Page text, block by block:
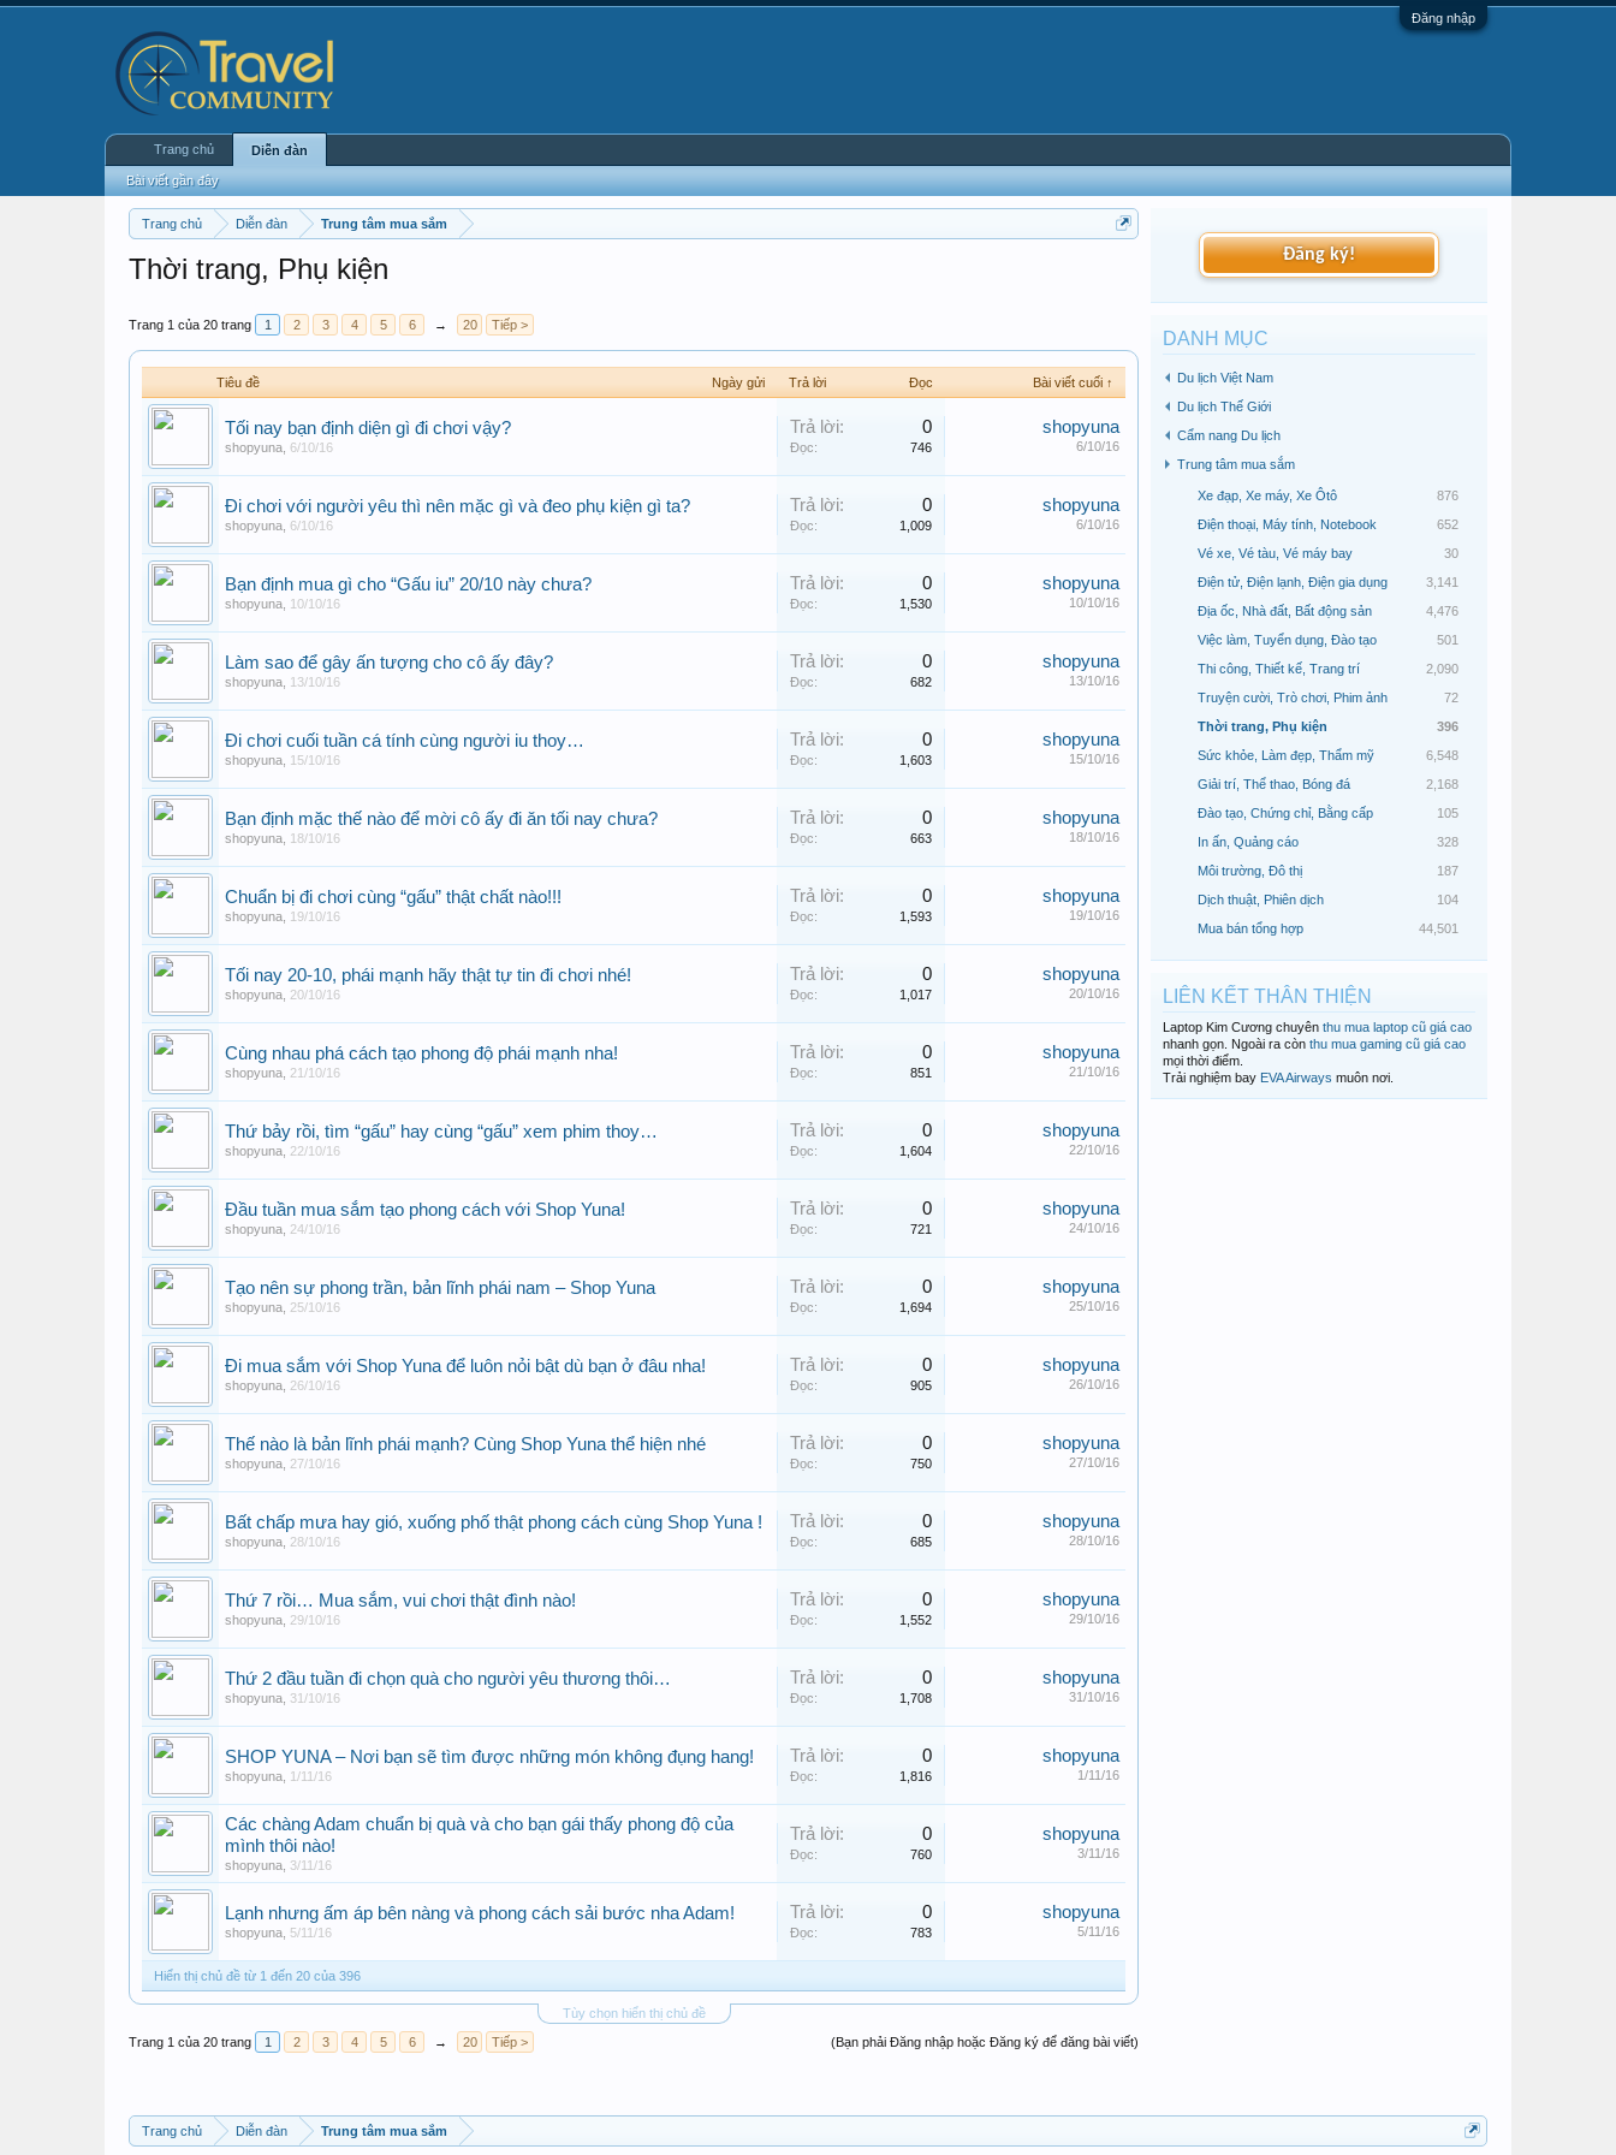
Đăng nhập
Trang chủ Diễn đàn Trung tâm mua sắm
Thời trang, Phụ kiện
Trang 1 của 20 trang 1 2 3 4 5 6 → 20 Tiếp >
Tiêu đề Ngày gửi Trả lời Đọc Bài viết cuối ↑
Tối nay bạn định diện gì đi chơi vậy?
shopyuna 6/10/16
Trả lời: 0
Đọc: 746
shopyuna
6/10/16
Đi chơi với người yêu thì nên mặc gì và đeo phụ kiện gì ta?
shopyuna 6/10/16
Trả lời: 0
Đọc: 1,009
shopyuna
6/10/16
Bạn định mua gì cho “Gấu iu” 20/10 này chưa?
shopyuna 10/10/16
Trả lời: 0
Đọc: 1,530
shopyuna
10/10/16
Làm sao để gây ấn tượng cho cô ấy đây?
shopyuna 13/10/16
Trả lời: 0
Đọc: 682
shopyuna
13/10/16
Đi chơi cuối tuần cá tính cùng người iu thoy…
shopyuna 15/10/16
Trả lời: 0
Đọc: 1,603
shopyuna
15/10/16
Bạn định mặc thế nào để mời cô ấy đi ăn tối nay chưa?
shopyuna 18/10/16
Trả lời: 0
Đọc: 663
shopyuna
18/10/16
Chuẩn bị đi chơi cùng “gấu” thật chất nào!!!
shopyuna 19/10/16
Trả lời: 0
Đọc: 1,593
shopyuna
19/10/16
Tối nay 20-10, phái mạnh hãy thật tự tin đi chơi nhé!
shopyuna 20/10/16
Trả lời: 0
Đọc: 1,017
shopyuna
20/10/16
Cùng nhau phá cách tạo phong độ phái mạnh nha!
shopyuna 21/10/16
Trả lời: 0
Đọc: 851
shopyuna
21/10/16
Thứ bảy rồi, tìm “gấu” hay cùng “gấu” xem phim thoy…
shopyuna 22/10/16
Trả lời: 0
Đọc: 1,604
shopyuna
22/10/16
Đầu tuần mua sắm tạo phong cách với Shop Yuna!
shopyuna 24/10/16
Trả lời: 0
Đọc: 721
shopyuna
24/10/16
Tạo nên sự phong trần, bản lĩnh phái nam – Shop Yuna
shopyuna 25/10/16
Trả lời: 0
Đọc: 1,694
shopyuna
25/10/16
Đi mua sắm với Shop Yuna để luôn nỏi bật dù bạn ở đâu nha!
shopyuna 26/10/16
Trả lời: 0
Đọc: 905
shopyuna
26/10/16
Thế nào là bản lĩnh phái mạnh? Cùng Shop Yuna thể hiện nhé
shopyuna 27/10/16
Trả lời: 0
Đọc: 750
shopyuna
27/10/16
Bất chấp mưa hay gió, xuống phố thật phong cách cùng Shop Yuna !
shopyuna 28/10/16
Trả lời: 0
Đọc: 685
shopyuna
28/10/16
Thứ 7 rồi… Mua sắm, vui chơi thật đình nào!
shopyuna 29/10/16
Trả lời: 0
Đọc: 1,552
shopyuna
29/10/16
Thứ 2 đầu tuần đi chọn quà cho người yêu thương thôi…
shopyuna 31/10/16
Trả lời: 0
Đọc: 1,708
shopyuna
31/10/16
SHOP YUNA – Nơi bạn sẽ tìm được những món không đụng hang!
shopyuna 1/11/16
Trả lời: 0
Đọc: 1,816
shopyuna
1/11/16
Các chàng Adam chuẩn bị quà và cho bạn gái thấy phong độ của
mình thôi nào!
shopyuna 3/11/16
Trả lời: 0
Đọc: 760
shopyuna
3/11/16
Lạnh nhưng ấm áp bên nàng và phong cách sải bước nha Adam!
shopyuna 5/11/16
Trả lời: 0
Đọc: 783
shopyuna
5/11/16
Hiển thị chủ đề từ 1 đến 20 của 396
Tùy chọn hiển thị chủ đề
(Bạn phải Đăng nhập hoặc Đăng ký để đăng bài viết)
Trang 1 của 20 trang 1 2 3 4 5 6 → 20 Tiếp >
Đăng ký!
DANH MỤC
Du lịch Việt Nam
Du lịch Thế Giới
Cẩm nang Du lịch
Trung tâm mua sắm
Xe đạp, Xe máy, Xe Ôtô
876
Điện thoại, Máy tính, Notebook
652
Vé xe, Vé tàu, Vé máy bay
30
Điện tử, Điện lạnh, Điện gia dụng
3,141
Địa ốc, Nhà đất, Bất động sản
4,476
Việc làm, Tuyển dụng, Đào tạo
501
Thi công, Thiết kế, Trang trí
2,090
Truyện cười, Trò chơi, Phim ảnh
72
Thời trang, Phụ kiện
396
Sức khỏe, Làm đẹp, Thẩm mỹ
6,548
Giải trí, Thể thao, Bóng đá
2,168
Đào tạo, Chứng chỉ, Bằng cấp
105
In ấn, Quảng cáo
328
Môi trường, Đô thị
187
Dịch thuật, Phiên dịch
104
Mua bán tổng hợp
44,501
LIÊN KẾT THÂN THIỆN
Laptop Kim Cương chuyên thu mua laptop cũ giá cao
nhanh gọn. Ngoài ra còn thu mua gaming cũ giá cao
mọi thời điểm.
Trải nghiệm bay EVA Airways muôn nơi.
Trang chủ Diễn đàn Trung tâm mua sắm
Trang chủ Diễn đàn
Bài viết gần đây